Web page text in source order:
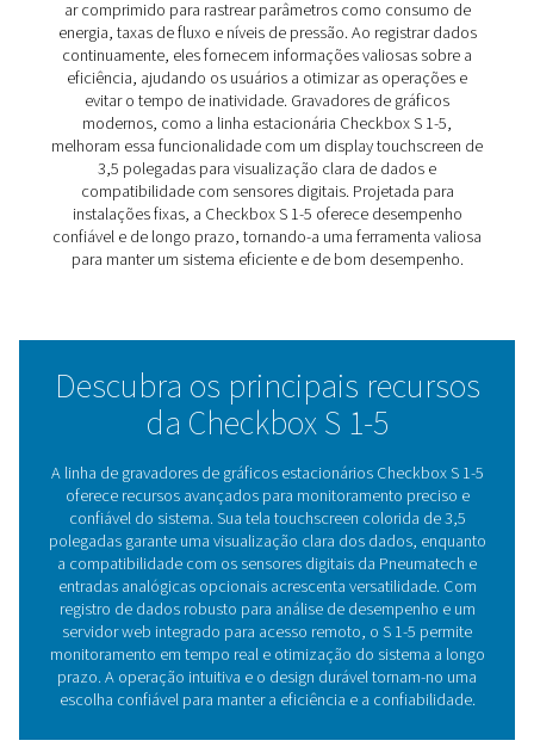
Os gravadores de gráficos Pneumatech S1-S5
solução prática para rastreamento e otimização de
ar comprimido e gás. Ao monitorar parâmetros chave
fluxo, pressão, ponto de orvalho e consumo de
ajudam a evitar ineficiências e a proteger o
Compatível com uma variedade de sensores, a linha
adapta a diversas necessidades de monitoramento,
interpretar e permitem o monitoramento remoto para
controle.
Eficiente e confiável, a linha S1-S5 ajuda as empresas
sistema a longo prazo.
Entendendo os
gráficos: a chave para
desempenho do